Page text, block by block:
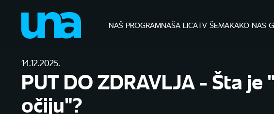
NAŠ PROGRAMNAŠA LICATV ŠEMAKAKO NAS
14.12.2025.
PUT DO ZDRAVLJA - Šta
očiju"?